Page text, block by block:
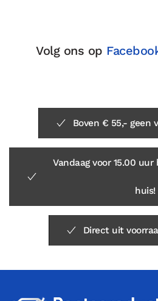
Volg ons op
Boven € 55,- geen
Vandaag voor 15.00
huis!
Direct uit